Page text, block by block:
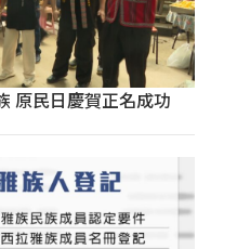
原民日慶賀正名成功